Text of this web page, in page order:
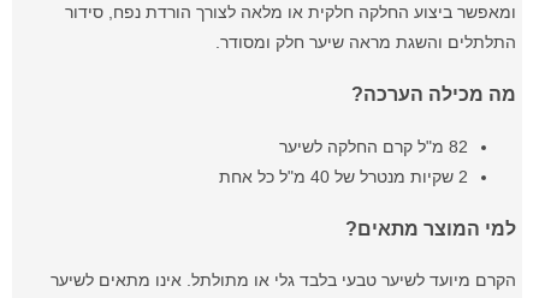
ומאפשר ביצוע החלקה חלקית או מלאה לצורך הורדת נפח, סידור
התלתלים והשגת מראה שיער חלק ומסודר.
מה מכילה הערכה?
82 מ"ל קרם החלקה לשיער
2 שקיות מנטרל של 40 מ"ל כל אחת
למי המוצר מתאים?
הקרם מיועד לשיער טבעי בלבד גלי או מתולתל. אינו מתאים לשיער